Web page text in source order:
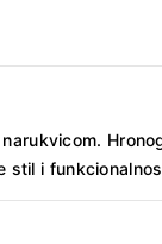
stil i